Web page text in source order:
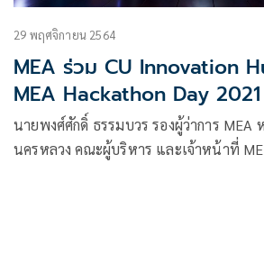
29 พฤศจิกายน 2564
MEA ร่วม CU Innovation
MEA Hackathon Day
ไอเดียนวัตกรรม
นายพงศ์ศักดิ์ ธรรมบวร รองผู้ว่าการ MEA
นครหลวง คณะผู้บริหาร และเจ้าหน้าที่